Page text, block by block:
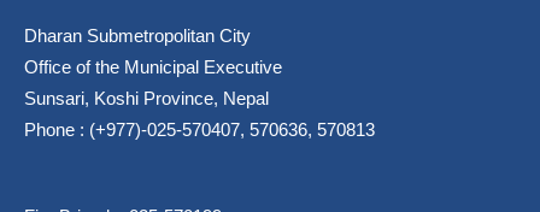
Dharan Submetropolitan City
Office of the Municipal Executive
Sunsari, Koshi Province, Nepal
Phone : (+977)-025-570407, 570636, 570813